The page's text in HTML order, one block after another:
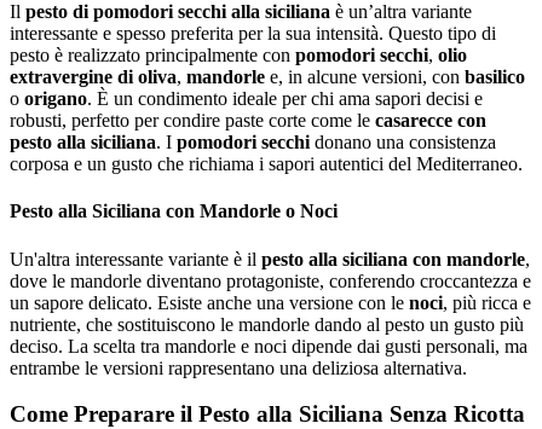
Il pesto di pomodori secchi alla siciliana è un’altra variante
interessante e spesso preferita per la sua intensità. Questo tipo di
pesto è realizzato principalmente con pomodori secchi, olio
extravergine di oliva, mandorle e, in alcune versioni, con basilico
o origano. È un condimento ideale per chi ama sapori decisi e
robusti, perfetto per condire paste corte come le casarecce con
pesto alla siciliana. I pomodori secchi donano una consistenza
corposa e un gusto che richiama i sapori autentici del Mediterraneo.
Pesto alla Siciliana con Mandorle o Noci
Un'altra interessante variante è il pesto alla siciliana con mandorle,
dove le mandorle diventano protagoniste, conferendo croccantezza e
un sapore delicato. Esiste anche una versione con le noci, più ricca e
nutriente, che sostituiscono le mandorle dando al pesto un gusto più
deciso. La scelta tra mandorle e noci dipende dai gusti personali, ma
entrambe le versioni rappresentano una deliziosa alternativa.
Come Preparare il Pesto alla Siciliana Senza Ricotta